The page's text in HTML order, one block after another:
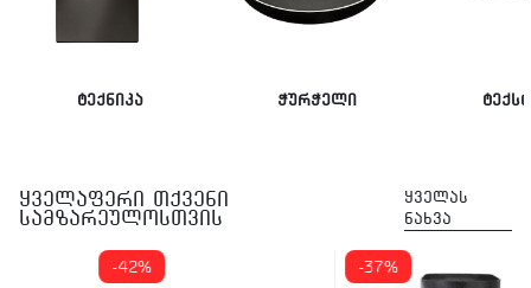
ტექნიკა ჭურჭელი
ყველაფერი თქვენი
სამზარეულოსთვის
ყველას
ნახვა